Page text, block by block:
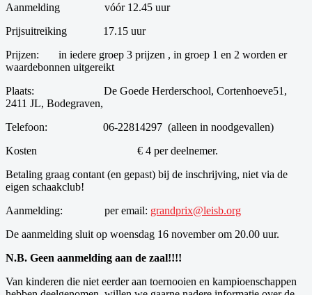
Aanmelding
vóór 12.45 uur
Prijsuitreiking
17.15 uur
Prijzen:
in iedere groep 3 prijzen , in groep 1 en 2 worden er
waardebonnen uitgereikt
Plaats:
De Goede Herderschool, Cortenhoeve51,
2411 JL, Bodegraven,
Telefoon:
06-22814297 (alleen in noodgevallen)
Kosten
€ 4 per deelnemer.
Betaling graag contant (en gepast) bij de inschrijving, niet via de
eigen schaakclub!
Aanmelding:
per email: grandprix@leisb.org
De aanmelding sluit op woensdag 16 novemberom 20.00 uur.
N.B. Geen aanmelding aan de zaal!!!!
Van kinderen die niet eerder aan toernooien en kampioenschappen